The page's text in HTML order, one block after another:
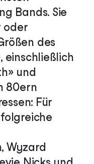
Bands. Sie
oder
des
einschließlich
und
80ern
Für
Wyzard